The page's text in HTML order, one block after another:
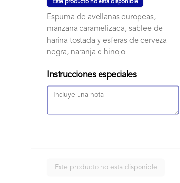
NUBE MISO
Bizcocho relleno de manjar miso,
servido sobre nido de fideos de arroz
con toques citricos coronado con
teja de chocolate blanco y bañado
Este producto no esta disponible
Espuma de avellanas europeas,
manzana caramelizada, sablee de
harina tostada y esferas de cerveza
negra, naranja e hinojo
Instrucciones especiales
Este producto no esta disponible